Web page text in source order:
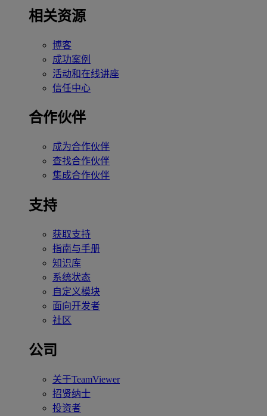
相关资源
博客
成功案例
活动和在线讲座
信任中心
合作伙伴
成为合作伙伴
查找合作伙伴
集成合作伙伴
支持
获取支持
指南与手册
知识库
系统状态
自定义模块
面向开发者
社区
公司
关于TeamViewer
招贤纳士
投资者